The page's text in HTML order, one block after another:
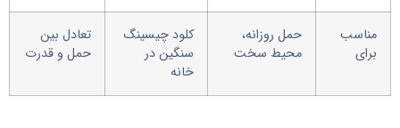
مناسب
برای
حمل روزانه،
محیط سخت
کلود چیسینگ
سنگین در
خانه
تعادل بین
حمل و قدرت